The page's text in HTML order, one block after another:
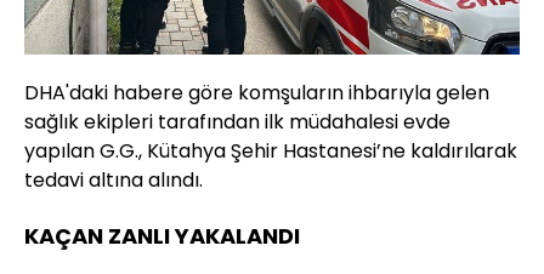
DHA'daki habere göre komşuların ihbarıyla gelen
sağlık ekipleri tarafından ilk müdahalesi evde
yapılan G.G., Kütahya Şehir Hastanesi’ne kaldırılarak
tedavi altına alındı.
KAÇAN ZANLI YAKALANDI